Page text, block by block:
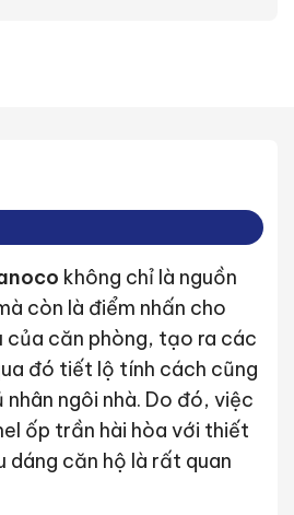
không chỉ là nguồn
còn là điểm nhấn cho
của căn phòng, tạo ra các
đó tiết lộ tính cách cũng
nhân ngôi nhà. Do đó, việc
ốp trần hài hòa với thiết
dáng căn hộ là rất quan